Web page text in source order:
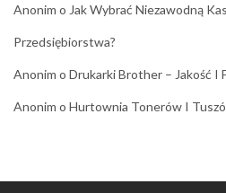
Anonim o Jak Wybrać Niezawodną
Przedsiębiorstwa?
Anonim o Drukarki Brother – Jakość I
Anonim o Hurtownia Tonerów I